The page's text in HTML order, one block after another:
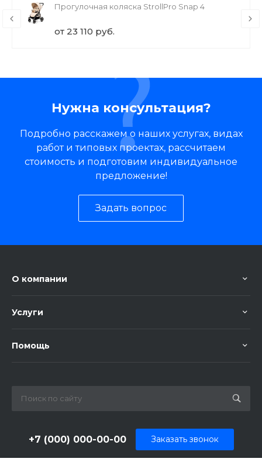
Прогулочная коляска StrollPro Snap 4
от 23 110 руб.
Нужна консультация?
Подробно расскажем о наших услугах, видах
работ и типовых проектах, рассчитаем
стоимость и подготовим индивидуальное
предложение!
Задать вопрос
О компании
Услуги
Помощь
+7 (000) 000-00-00 Заказать звонок